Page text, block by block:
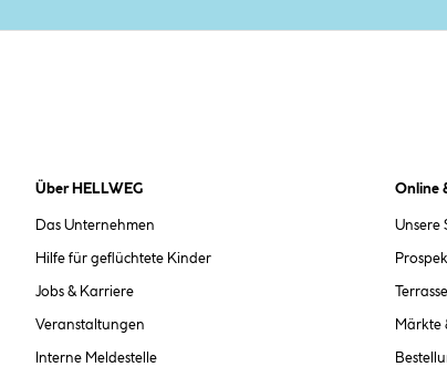
Über HELLWEG
Das Unternehmen
Hilfe für geflüchtete Kinder
Jobs & Karriere
Veranstaltungen
Interne Meldestelle
Online
Unsere
Märkte